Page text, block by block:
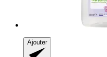
Ajouter